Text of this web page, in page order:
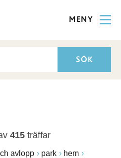
MENY
415 träffar
avlopp park hem